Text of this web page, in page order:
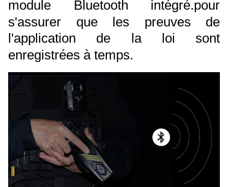
module Bluetooth intégré.pour
s'assurer que les preuves de
l'application de la loi sont
enregistrées à temps.